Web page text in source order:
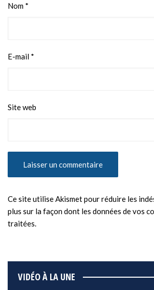
Nom *
E-mail *
Site web
Ce site utilise Akismet pour réduire les
plus sur la façon dont les données de vos
traitées
VIDÉO À LA UNE